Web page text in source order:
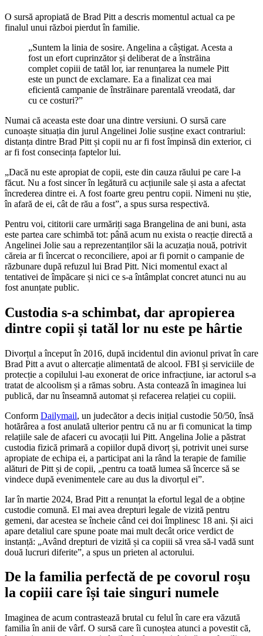
O sursă apropiată de Brad Pitt a descris momentul actual ca pe
finalul unui război pierdut în familie.
„Suntem la linia de sosire. Angelina a câștigat. Acesta a
fost un efort cuprinzător și deliberat de a înstrăina
complet copiii de tatăl lor, iar renunțarea la numele Pitt
este un punct de exclamare. Ea a finalizat cea mai
eficientă campanie de înstrăinare parentală vreodată, dar
cu ce costuri?”
Numai că aceasta este doar una dintre versiuni. O sursă care
cunoaște situația din jurul Angelinei Jolie susține exact contrariul:
distanța dintre Brad Pitt și copii nu ar fi fost împinsă din exterior, ci
ar fi fost consecința faptelor lui.
„Dacă nu este apropiat de copii, este din cauza răului pe care l-a
făcut. Nu a fost sincer în legătură cu acțiunile sale și asta a afectat
încrederea dintre ei. A fost foarte greu pentru copii. Nimeni nu știe,
în afară de ei, cât de rău a fost”, a spus sursa respectivă.
Pentru voi, cititorii care urmăriți saga Brangelina de ani buni, asta
este partea care schimbă tot: până acum nu exista o reacție directă a
Angelinei Jolie sau a reprezentanților săi la acuzația nouă, potrivit
căreia ar fi încercat o reconciliere, apoi ar fi pornit o campanie de
răzbunare după refuzul lui Brad Pitt. Nici momentul exact al
tentativei de împăcare și nici ce s-a întâmplat concret atunci nu au
fost anunțate public.
Custodia s-a schimbat, dar apropierea
dintre copii și tatăl lor nu este pe hârtie
Divorțul a început în 2016, după incidentul din avionul privat în care
Brad Pitt a avut o altercație alimentată de alcool. FBI și serviciile de
protecție a copilului l-au exonerat de orice infracțiune, iar actorul s-a
tratat de alcoolism și a rămas sobru. Asta contează în imaginea lui
publică, dar nu înseamnă automat și refacerea relației cu copiii.
Conform Dailymail, un judecător a decis inițial custodie 50/50, însă
hotărârea a fost anulată ulterior pentru că nu ar fi comunicat la timp
relațiile sale de afaceri cu avocații lui Pitt. Angelina Jolie a păstrat
custodia fizică primară a copiilor după divorț și, potrivit unei surse
apropiate de echipa ei, a participat ani la rând la terapie de familie
alături de Pitt și de copii, „pentru ca toată lumea să încerce să se
vindece după evenimentele care au dus la divorțul ei”.
Iar în martie 2024, Brad Pitt a renunțat la efortul legal de a obține
custodie comună. El mai avea drepturi legale de vizită pentru
gemeni, dar acestea se încheie când cei doi împlinesc 18 ani. Și aici
apare detaliul care spune poate mai mult decât orice verdict de
instanță: „Având drepturi de vizită și ca copiii să vrea să-l vadă sunt
două lucruri diferite”, a spus un prieten al actorului.
De la familia perfectă de pe covorul roșu
la copiii care își taie singuri numele
Imaginea de acum contrastează brutal cu felul în care era văzută
familia în anii de vârf. O sursă care îi cunoștea atunci a povestit că,